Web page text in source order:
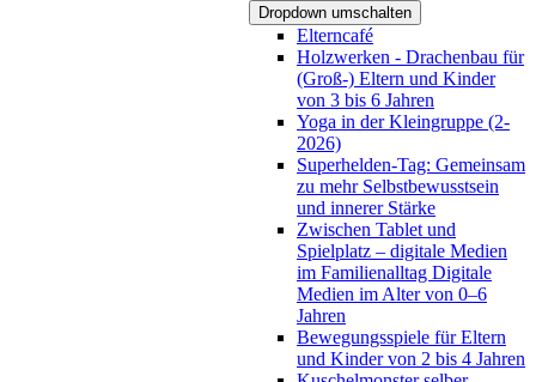
Dropdown umschalten
Elterncafé
Holzwerken - Drachenbau für
(Groß-) Eltern und Kinder
von 3 bis 6 Jahren
Yoga in der Kleingruppe (2-
2026)
Superhelden-Tag: Gemeinsam
zu mehr Selbstbewusstsein
und innerer Stärke
Zwischen Tablet und
Spielplatz – digitale Medien
im Familienalltag Digitale
Medien im Alter von 0–6
Jahren
Bewegungsspiele für Eltern
und Kinder von 2 bis 4 Jahren